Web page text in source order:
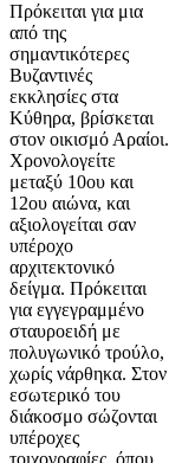
Πρόκειται για μια
από της
σημαντικότερες
Βυζαντινές
εκκλησίες στα
Κύθηρα, βρίσκεται
στον οικισμό Αραίοι.
Χρονολογείτε
μεταξύ 10ου και
12ου αιώνα, και
αξιολογείται σαν
υπέροχο
αρχιτεκτονικό
δείγμα. Πρόκειται
για εγγεγραμμένο
σταυροειδή με
πολυγωνικό τρούλο,
χωρίς νάρθηκα. Στον
εσωτερικό του
διάκοσμο σώζονται
υπέροχες